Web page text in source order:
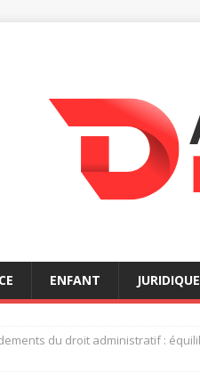
ENFANT JURIDIQUE
du droit administratif :